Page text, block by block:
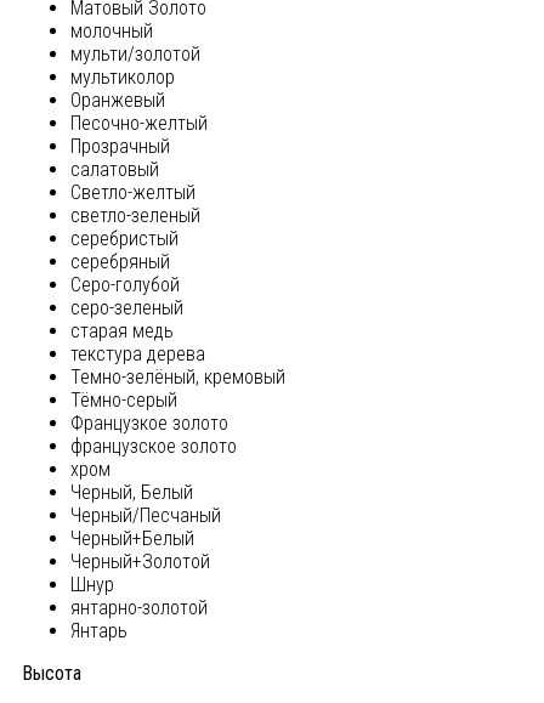
Матовый Золото
молочный
мульти/золотой
мультиколор
Оранжевый
Песочно-желтый
Прозрачный
салатовый
Светло-желтый
светло-зеленый
серебристый
серебряный
Серо-голубой
серо-зеленый
старая медь
текстура дерева
Темно-зелёный, кремовый
Тёмно-серый
Французкое золото
французское золото
хром
Черный, Белый
Черный/Песчаный
Черный+Белый
Черный+Золотой
Шнур
янтарно-золотой
Янтарь
Высота